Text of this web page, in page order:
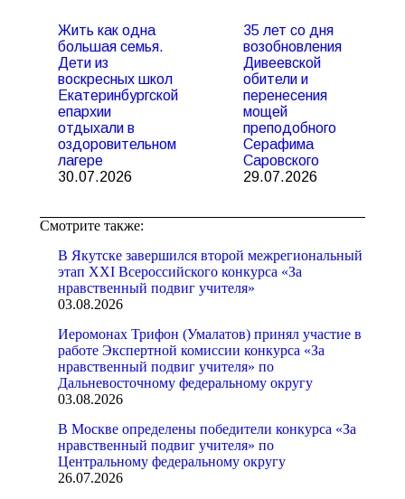
Жить как одна
большая семья.
Дети из
воскресных школ
Екатеринбургской
епархии
отдыхали в
оздоровительном
лагере
30.07.2026
35 лет со дня
возобновления
Дивеевской
обители и
перенесения
мощей
преподобного
Серафима
Саровского
29.07.2026
Смотрите также:
В Якутске завершился второй межрегиональный
этап XXI Всероссийского конкурса «За
нравственный подвиг учителя»
03.08.2026
Иеромонах Трифон (Умалатов) принял участие в
работе Экспертной комиссии конкурса «За
нравственный подвиг учителя» по
Дальневосточному федеральному округу
03.08.2026
В Москве определены победители конкурса «За
нравственный подвиг учителя» по
Центральному федеральному округу
26.07.2026